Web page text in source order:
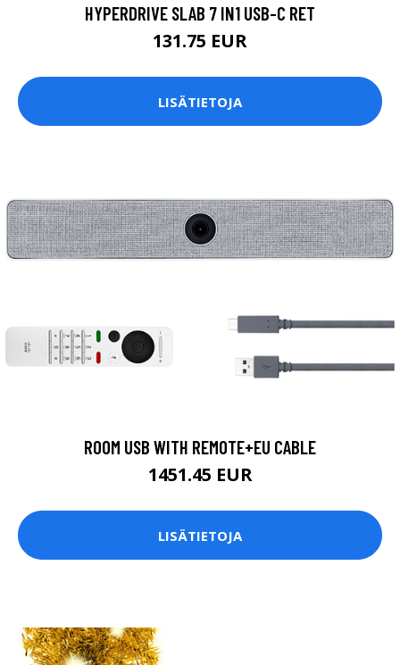
HYPERDRIVE SLAB 7 IN1 USB-C RET
131.75 EUR
LISÄTIETOJA
ROOM USB WITH REMOTE+EU CABLE
1451.45 EUR
LISÄTIETOJA